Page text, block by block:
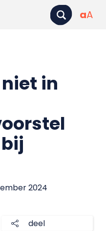
aA
in
2024
deel